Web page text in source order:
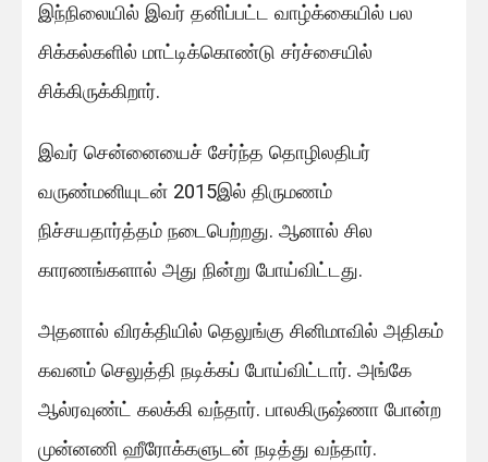
இந்நிலையில் இவர் தனிப்பட்ட வாழ்க்கையில் பல
சிக்கல்களில் மாட்டிக்கொண்டு சர்ச்சையில்
சிக்கிருக்கிறார்.
இவர் சென்னையைச் சேர்ந்த தொழிலதிபர்
வருண்மனியுடன் 2015இல் திருமணம்
நிச்சயதார்த்தம் நடைபெற்றது. ஆனால் சில
காரணங்களால் அது நின்று போய்விட்டது.
அதனால் விரக்தியில் தெலுங்கு சினிமாவில் அதிகம்
கவனம் செலுத்தி நடிக்கப் போய்விட்டார். அங்கே
ஆல்ரவுண்ட் கலக்கி வந்தார். பாலகிருஷ்ணா போன்ற
முன்னணி ஹீரோக்களுடன் நடித்து வந்தார்.